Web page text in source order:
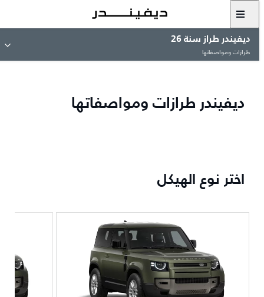
ديفيندر طراز سنة 26
طرازات ومواصفاتها
ديفيندر طرازات ومواصفاتها
اختر نوع الهيكل